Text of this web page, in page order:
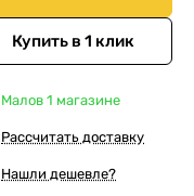
Купить в 1 клик
Малов 1 магазине
Рассчитать доставку
Нашли дешевле?